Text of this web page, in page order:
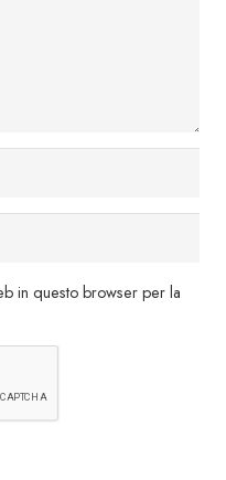
in questo browser per la